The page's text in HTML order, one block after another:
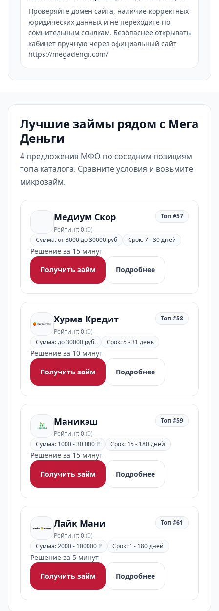
Проверяйте домен сайта, наличие корректных
юридических данных и не переходите по
сомнительным ссылкам. Безопаснее открывать
кабинет вручную через официальный сайт
https://megadengi.com/.
Лучшие займы рядом с Мега
Деньги
4 предложения МФО по соседним позициям
топа каталога. Сравните условия и возьмите
микрозайм.
Медиум Скор
Рейтинг: 0(0)
Топ #57
Сумма: от 3000 до 30000 руб Срок: 7 - 30 дней
Решение за 15 минут
Получить займ
Подробнее
Хурма Кредит
Рейтинг: 0(0)
Топ #58
Сумма: до 30000 руб. Срок: 5 - 31 день
Решение за 10 минут
Получить займ
Подробнее
Маникэш
Рейтинг: 0(0)
Топ #59
Сумма: 1000 - 30 000 ₽ Срок: 15 - 180 дней
Решение за 15 минут
Получить займ
Подробнее
Лайк Мани
Рейтинг: 0(0)
Топ #61
Сумма: 2000 - 100000 ₽ Срок: 1 - 180 дней
Решение за 5 минут
Получить займ
Подробнее